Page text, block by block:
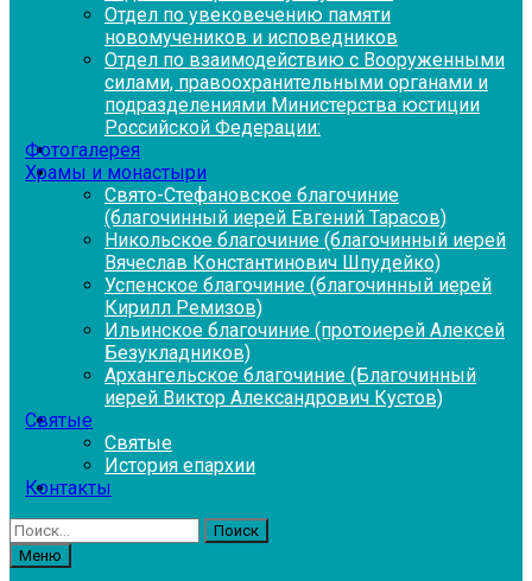
Отдел по увековечению памяти
новомучеников и исповедников
Отдел по взаимодействию с Вооруженными
силами, правоохранительными органами и
подразделениями Министерства юстиции
Российской Федерации:
Фотогалерея
Храмы и монастыри
Свято-Стефановское благочиние
(благочинный иерей Евгений Тарасов)
Никольское благочиние (благочинный иерей
Вячеслав Константинович Шпудейко)
Успенское благочиние (благочинный иерей
Кирилл Ремизов)
Ильинское благочиние (протоиерей Алексей
Безукладников)
Архангельское благочиние (Благочинный
иерей Виктор Александрович Кустов)
Святые
Святые
История епархии
Контакты
Найти:
Меню